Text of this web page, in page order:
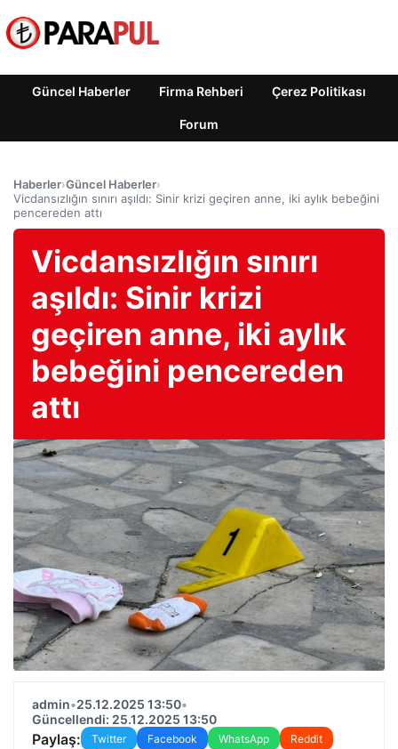
Güncel Haberler Firma Rehberi Çerez Politikası
Forum
Haberler›Güncel Haberler›
Vicdansızlığın sınırı aşıldı: Sinir krizi geçiren anne, iki aylık bebeğini
pencereden attı
Vicdansızlığın sınırı
aşıldı: Sinir krizi
geçiren anne, iki aylık
bebeğini pencereden
attı
admin•25.12.2025 13:50•
Güncellendi: 25.12.2025 13:50
Paylaş: Twitter Facebook WhatsApp
Reddit